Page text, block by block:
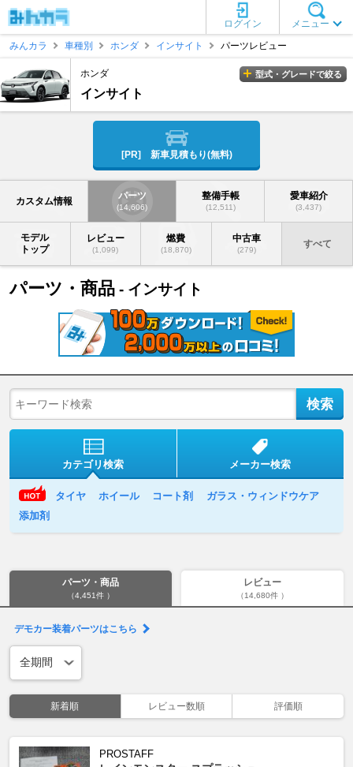
メニュー
ログイン
みんカラ
車種別 ホンダ インサイト パーツレビュー
ホンダ
インサイト
型式・グレードで絞る
[PR] 新車見積もり(無料)
カスタム情報 パーツ
(14,606)
整備手帳
(12,511)
愛車紹介
(3,437)
モデル
トップ
レビュー
(1,099)
燃費
(18,870)
中古車
(279)
すべて
パーツ・商品 - インサイト
カテゴリ検索 メーカー検索
タイヤ ホイール コート剤
ガラス・ウィンドウケア
添加剤
パーツ・商品
（4,451件 ）
レビュー
（14,680件 ）
デモカー装着パーツはこちら
新着順 レビュー数順 評価順
PROSTAFF